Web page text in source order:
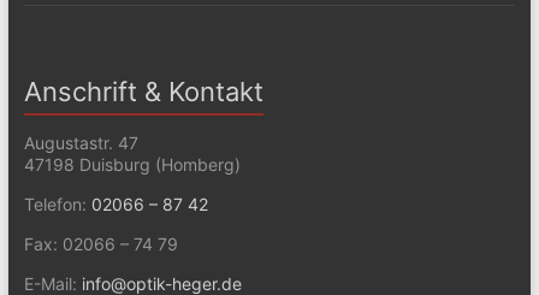
Anschrift & Kontakt
Augustastr. 47
47198 Duisburg (Homberg)
Telefon: 02066 – 87 42
Fax: 02066 – 74 79
E-Mail: info@optik-heger.de